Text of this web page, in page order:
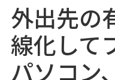
外出先の
線化して
パソコン